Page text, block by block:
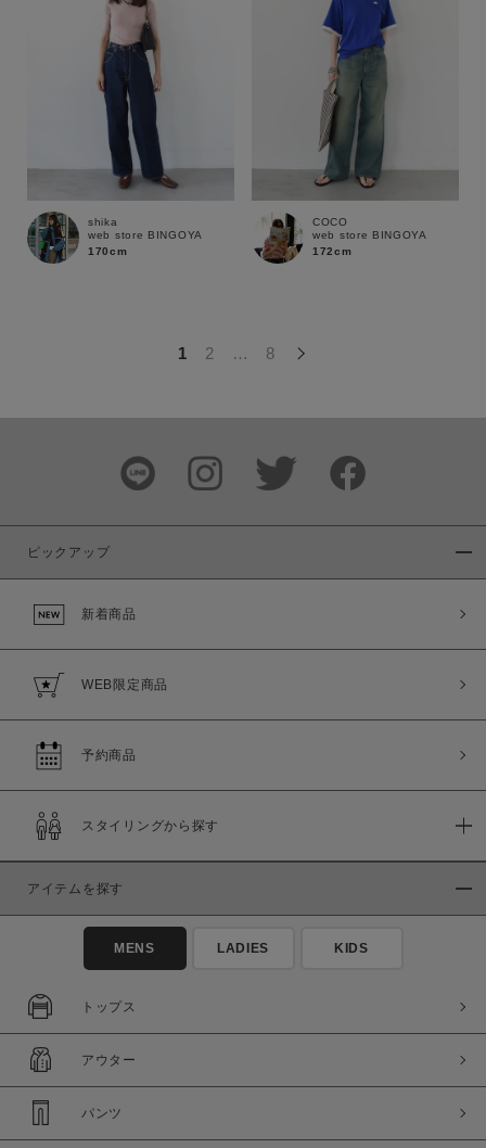
この条件で絞り込む
shika
web store BINGOYA
170cm
COCO
web store BINGOYA
172cm
1 2 … 8
ピックアップ
新着商品
WEB限定商品
予約商品
スタイリングから探す
アイテムを探す
MENS LADIES KIDS
トップス
アウター
パンツ